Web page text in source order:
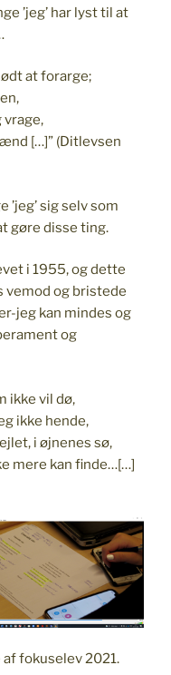
’jeg’ har lyst til at
at forarge;
vrage,
[…]” (Ditlevsen
sig selv som
gøre disse ting.
i 1955, og dette
og bristede
jeg kan mindes og
og
ikke vil dø,
ikke hende,
i øjnenes sø,
mere kan finde…[…]
fokuselev 2021.